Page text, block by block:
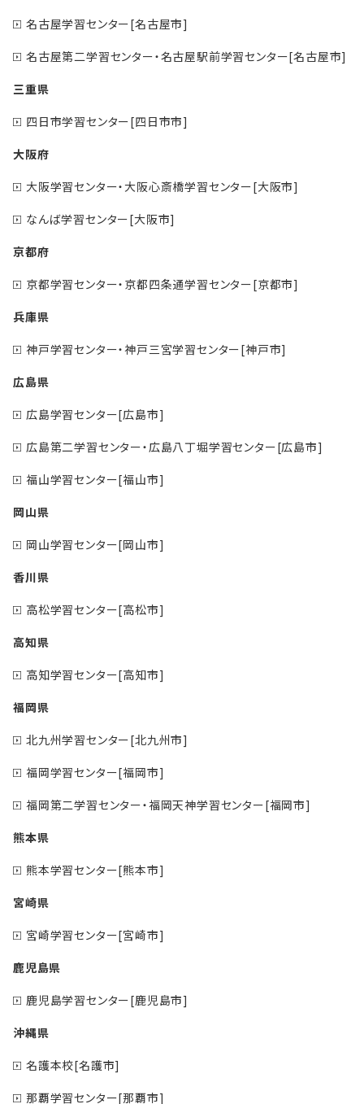
名古屋学習センター[名古屋市]
名古屋第二学習センター・名古屋駅前学習センター[名古屋市]
三重県
四日市学習センター[四日市市]
大阪府
大阪学習センター・大阪心斎橋学習センター[大阪市]
なんば学習センター[大阪市]
京都府
京都学習センター・京都四条通学習センター[京都市]
兵庫県
神戸学習センター・神戸三宮学習センター[神戸市]
広島県
広島学習センター[広島市]
広島第二学習センター・広島八丁堀学習センター[広島市]
福山学習センター[福山市]
岡山県
岡山学習センター[岡山市]
香川県
高松学習センター[高松市]
高知県
高知学習センター[高知市]
福岡県
北九州学習センター[北九州市]
福岡学習センター[福岡市]
福岡第二学習センター・福岡天神学習センター[福岡市]
熊本県
熊本学習センター[熊本市]
宮崎県
宮崎学習センター[宮崎市]
鹿児島県
鹿児島学習センター[鹿児島市]
沖縄県
名護本校[名護市]
那覇学習センター[那覇市]